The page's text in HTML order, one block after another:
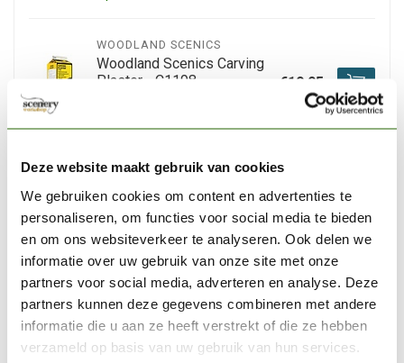
Deze website maakt gebruik van cookies
We gebruiken cookies om content en advertenties te
personaliseren, om functies voor social media te bieden
en om ons websiteverkeer te analyseren. Ook delen we
informatie over uw gebruik van onze site met onze
partners voor social media, adverteren en analyse. Deze
partners kunnen deze gegevens combineren met andere
informatie die u aan ze heeft verstrekt of die ze hebben
verzameld op basis van uw gebruik van hun services.
WOODLAND SCENICS
Woodland Scenics Carving
Plaster - C1198
€19,95
WOODLAND SCENICS
Woodland Scenics
C1238
Niet op voorraad
€14,10
WOODLAND SCENICS
Woodland Scenics Surface
Rocks - WLS-C1231
€14,10